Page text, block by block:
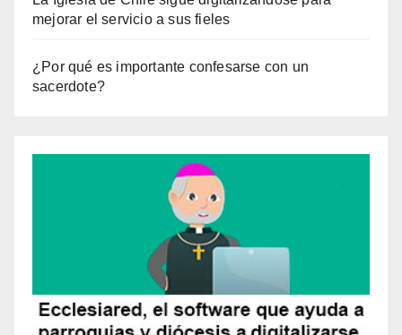
mejorar el servicio a sus fieles
¿Por qué es importante confesarse con un
sacerdote?